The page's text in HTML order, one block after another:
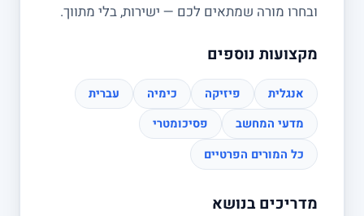
ובחרו מורה שמתאים לכם — ישירות, בלי מתווך.
מקצועות נוספים
אנגלית פיזיקה כימיה
עברית
מדעי המחשב
פסיכומטרי
כל המורים הפרטיים
מדריכים בנושא